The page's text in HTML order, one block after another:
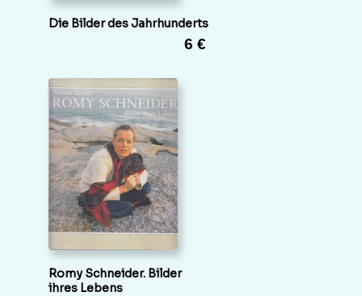
Die Bilder des Jahrhunderts
6 €
Romy Schneider. Bilder
ihres Lebens